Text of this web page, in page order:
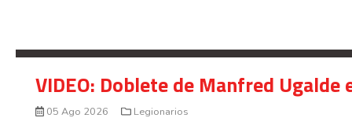
VIDEO: Doblete de Manfred
05 Ago 2026 Legionarios